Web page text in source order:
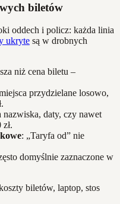
biletów
oddech i policz: każda linia
ukryte są w drobnych
niż cena biletu –
przydzielane losowo,
nazwiska, daty, czy nawet
: „Taryfa od” nie
domyślnie zaznaczone w